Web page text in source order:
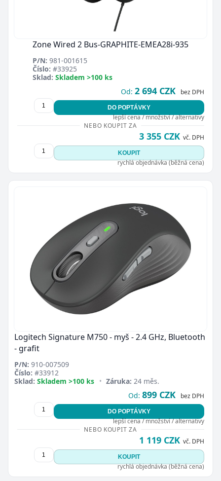
Zone Wired 2 Bus-GRAPHITE-EMEA28i-935
P/N: 981-001615
Číslo: #33925
Sklad: Skladem >100 ks
Od: 2 694 CZK bez DPH
DO POPTÁVKY
lepší cena / množství / alternativy
NEBO KOUPIT ZA
3 355 CZK vč. DPH
KOUPIT
rychlá objednávka (běžná cena)
Logitech Signature M750 - myš - 2.4 GHz, Bluetooth
- grafit
P/N: 910-007509
Číslo: #33912
Sklad: Skladem >100 ks • Záruka: 24 měs.
Od: 899 CZK bez DPH
DO POPTÁVKY
lepší cena / množství / alternativy
NEBO KOUPIT ZA
1 119 CZK vč. DPH
KOUPIT
rychlá objednávka (běžná cena)